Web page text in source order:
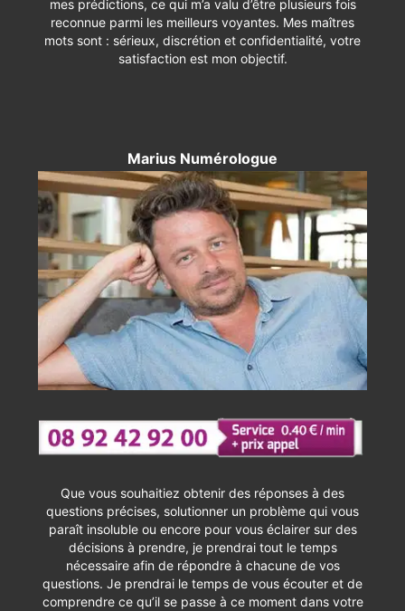
mes prédictions, ce qui m’a valu d’être plusieurs fois
reconnue parmi les meilleurs voyantes. Mes maîtres
mots sont : sérieux, discrétion et confidentialité, votre
satisfaction est mon objectif.
Marius Numérologue
Que vous souhaitiez obtenir des réponses à des
questions précises, solutionner un problème qui vous
paraît insoluble ou encore pour vous éclairer sur des
décisions à prendre, je prendrai tout le temps
nécessaire afin de répondre à chacune de vos
questions. Je prendrai le temps de vous écouter et de
comprendre ce qu’il se passe à ce moment dans votre